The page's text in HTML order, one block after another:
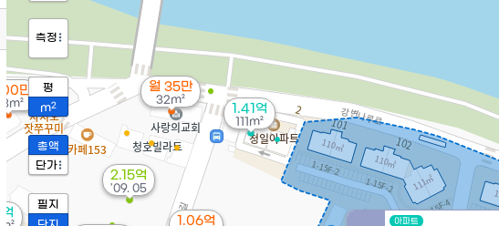
아파트
억
1.41억
111m²
월 35만
32m²
1.06억
만
2.15억
'09. 05
측정
평
m2
총액
단가
필지